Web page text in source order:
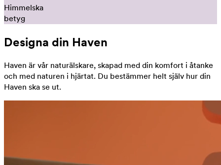
Himmelska
betyg
Designa din Haven
Haven är vår naturälskare, skapad med din komfort i åtanke
och med naturen i hjärtat. Du bestämmer helt själv hur din
Haven ska se ut.